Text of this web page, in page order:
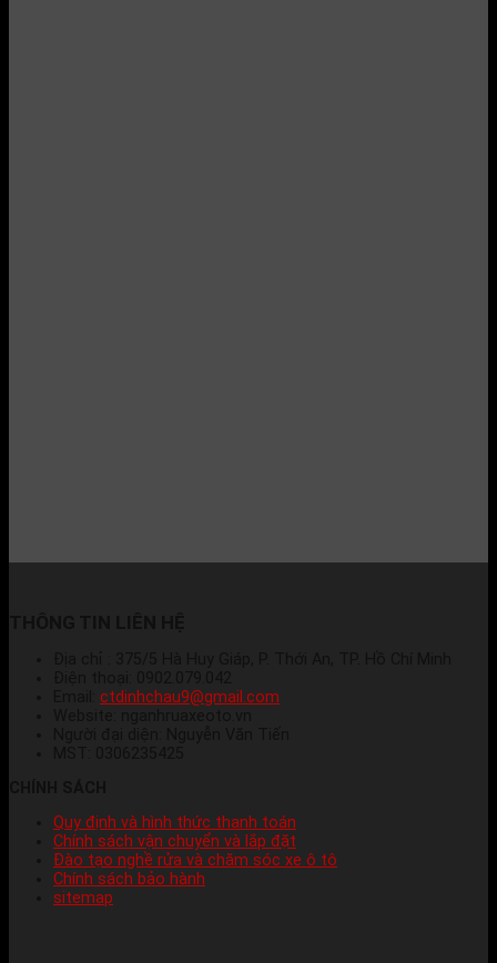
ctdinhchau9@gmail.com
Quy định và hình thức thanh toán
Chính sách vận chuyển và lắp đặt
Đào tạo nghề rửa và chăm sóc xe ô tô
Chính sách bảo hành
sitemap